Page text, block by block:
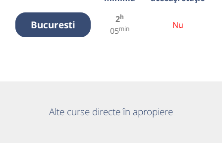
Bucuresti 2h
05min Nu
Alte curse directe în apropiere